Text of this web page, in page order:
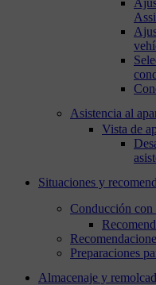
Asistencia al
Vista de
Situaciones y
Conducción
Preparaciones
Almacenaje y